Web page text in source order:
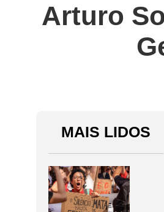
Arturo
MAIS LIDOS